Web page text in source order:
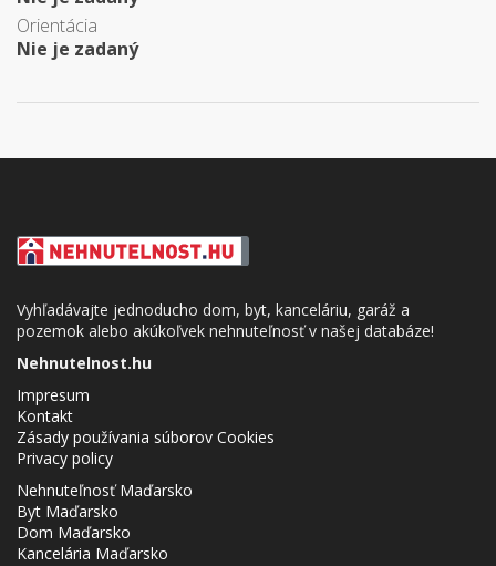
Orientácia
Nie je zadaný
Vyhľadávajte jednoducho dom, byt, kanceláriu, garáž a
pozemok alebo akúkoľvek nehnuteľnosť v našej databáze!
Nehnutelnost.hu
Impresum
Kontakt
Zásady používania súborov Cookies
Privacy policy
Nehnuteľnosť Maďarsko
Byt Maďarsko
Dom Maďarsko
Kancelária Maďarsko